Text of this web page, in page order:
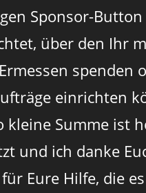
Sponsor-Button
über den Ihr
spenden
einrichten
kleine Summe ist
und ich danke
Eure Hilfe, die